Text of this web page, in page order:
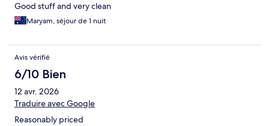
Good stuff and very clean
Maryam, séjour de 1 nuit
Avis vérifié
6/10 Bien
12 avr. 2026
Traduire avec Google
Reasonably priced